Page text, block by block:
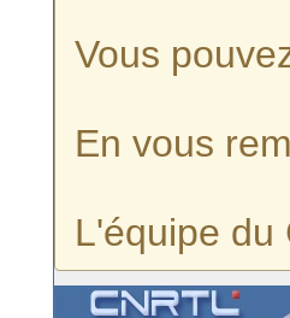
Vous
En vous
L'équipe du